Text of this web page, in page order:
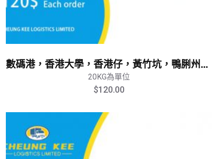
數碼港，香港大學，香港仔，黃竹坑，鴨脷州，跑馬地，薄扶林，將軍澳,西貢，清水灣，科技大學，汀九，半山區，赤柱，南灣，淺水灣，馬鞍山，科學園，大埔，粉嶺，上水，元朗，屯門，天水圍,深井，中文大學,新田，山頂，渣甸山，大潭，舂坎角，西沙公路，烏溪沙，米埔，八鄉，洪水橋，屏山，錦繡花園，大欖，新壚，藍地，虎地，鍾屋村，屯門碼頭，龍鼓灘，黃金海岸，小欖，沙頭角，河上鄉，古洞，羅湖村，聯和壚，坪輋
20KG為單位
$120.00